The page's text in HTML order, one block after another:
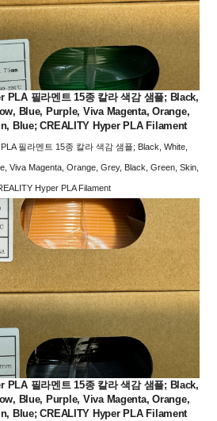
PLA 필라멘트 15종 칼라 색감 샘플; Black,
Blue, Purple, Viva Magenta, Orange,
Blue; CREALITY Hyper PLA Filament
필라멘트 15종 칼라 색감 샘플; Black, White,
Viva Magenta, Orange, Grey, Black, Green, Skin,
Hyper PLA Filament
PLA 필라멘트 15종 칼라 색감 샘플; Black,
Blue, Purple, Viva Magenta, Orange,
Blue; CREALITY Hyper PLA Filament